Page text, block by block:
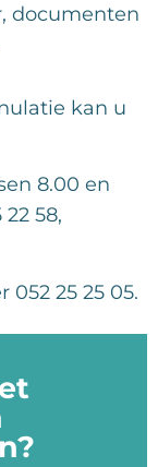
documenten
kan u
8.00 en
58,
25 25 05.